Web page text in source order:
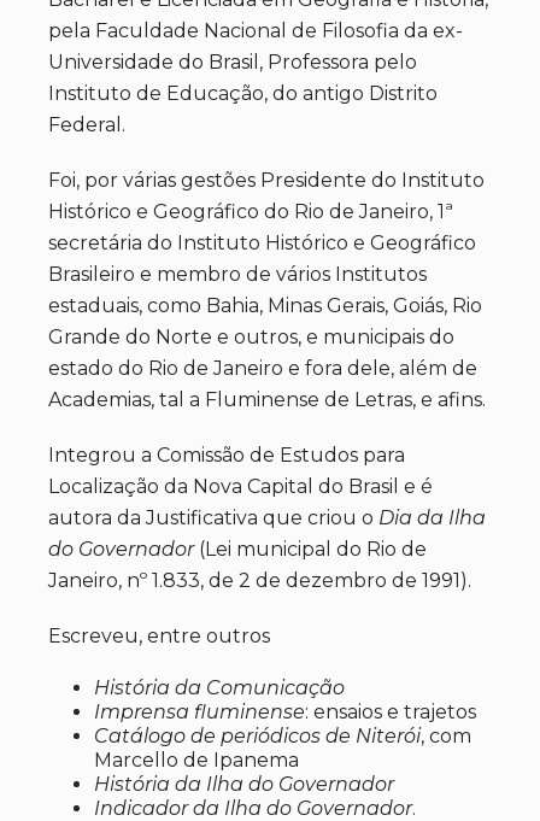
pela Faculdade Nacional de Filosofia da ex-
Universidade do Brasil, Professora pelo
Instituto de Educação, do antigo Distrito
Federal.
Foi, por várias gestões Presidente do Instituto
Histórico e Geográfico do Rio de Janeiro, 1ª
secretária do Instituto Histórico e Geográfico
Brasileiro e membro de vários Institutos
estaduais, como Bahia, Minas Gerais, Goiás, Rio
Grande do Norte e outros, e municipais do
estado do Rio de Janeiro e fora dele, além de
Academias, tal a Fluminense de Letras, e afins.
Integrou a Comissão de Estudos para
Localização da Nova Capital do Brasil e é
autora da Justificativa que criou o Dia da Ilha
do Governador(Lei municipal do Rio de
Janeiro, nº 1.833, de 2 de dezembro de 1991).
Escreveu, entre outros
História da Comunicação
Imprensa fluminense: ensaios e trajetos
Catálogo de periódicos de Niterói, com
Marcello de Ipanema
História da Ilha do Governador
Indicador da Ilha do Governador.